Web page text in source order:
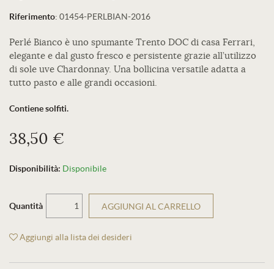
Riferimento: 01454-PERLBIAN-2016
Perlé Bianco è uno spumante Trento DOC di casa Ferrari,
elegante e dal gusto fresco e persistente grazie all’utilizzo
di sole uve Chardonnay. Una bollicina versatile adatta a
tutto pasto e alle grandi occasioni.
Contiene solfiti.
38,50 €
Disponibilità: Disponibile
Quantità AGGIUNGI AL CARRELLO
Aggiungi alla lista dei desideri